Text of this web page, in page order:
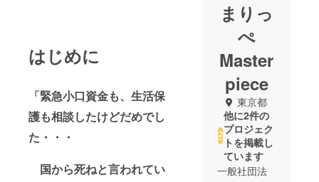
はじめに
「緊急小口資金も、生活保
護も相談したけどだめでし
た・・・
国から死ねと言われてい
まりっ
ぺ
Master
piece
東京都
他に2件の
プロジェク
トを掲載し
ています
一般社団法